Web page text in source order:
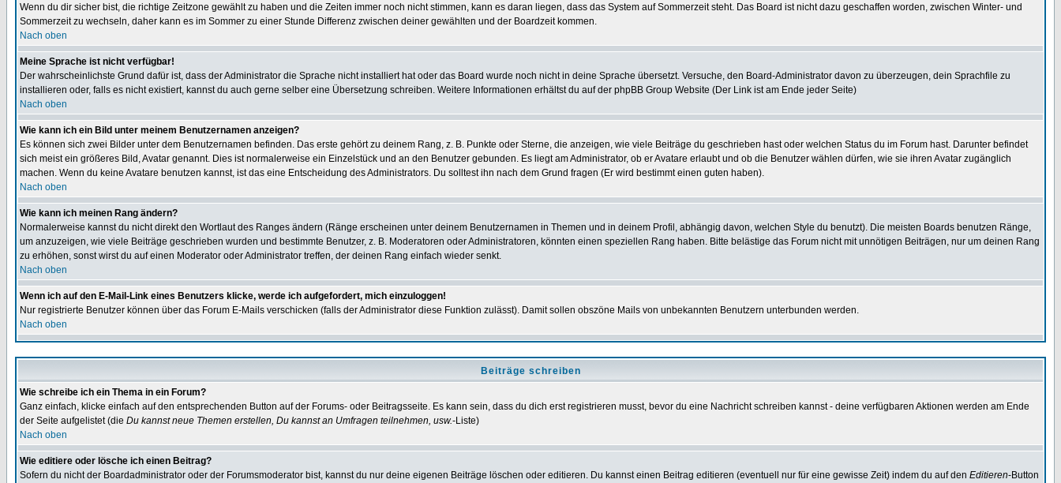
Wenn du dir sicher bist, die richtige Zeitzone gewählt zu haben und die Zeiten immer noch nicht stimmen, kann es daran liegen, dass das System auf Sommerzeit steht. Das Board ist nicht dazu geschaffen worden, zwischen Winter- und
Sommerzeit zu wechseln, daher kann es im Sommer zu einer Stunde Differenz zwischen deiner gewählten und der Boardzeit kommen.
Nach oben
Meine Sprache ist nicht verfügbar!
Der wahrscheinlichste Grund dafür ist, dass der Administrator die Sprache nicht installiert hat oder das Board wurde noch nicht in deine Sprache übersetzt. Versuche, den Board-Administrator davon zu überzeugen, dein Sprachfile zu
installieren oder, falls es nicht existiert, kannst du auch gerne selber eine Übersetzung schreiben. Weitere Informationen erhältst du auf der phpBB Group Website (Der Link ist am Ende jeder Seite)
Nach oben
Wie kann ich ein Bild unter meinem Benutzernamen anzeigen?
Es können sich zwei Bilder unter dem Benutzernamen befinden. Das erste gehört zu deinem Rang, z. B. Punkte oder Sterne, die anzeigen, wie viele Beiträge du geschrieben hast oder welchen Status du im Forum hast. Darunter befindet
sich meist ein größeres Bild, Avatar genannt. Dies ist normalerweise ein Einzelstück und an den Benutzer gebunden. Es liegt am Administrator, ob er Avatare erlaubt und ob die Benutzer wählen dürfen, wie sie ihren Avatar zugänglich
machen. Wenn du keine Avatare benutzen kannst, ist das eine Entscheidung des Administrators. Du solltest ihn nach dem Grund fragen (Er wird bestimmt einen guten haben).
Nach oben
Wie kann ich meinen Rang ändern?
Normalerweise kannst du nicht direkt den Wortlaut des Ranges ändern (Ränge erscheinen unter deinem Benutzernamen in Themen und in deinem Profil, abhängig davon, welchen Style du benutzt). Die meisten Boards benutzen Ränge,
um anzuzeigen, wie viele Beiträge geschrieben wurden und bestimmte Benutzer, z. B. Moderatoren oder Administratoren, könnten einen speziellen Rang haben. Bitte belästige das Forum nicht mit unnötigen Beiträgen, nur um deinen Rang
zu erhöhen, sonst wirst du auf einen Moderator oder Administrator treffen, der deinen Rang einfach wieder senkt.
Nach oben
Wenn ich auf den E-Mail-Link eines Benutzers klicke, werde ich aufgefordert, mich einzuloggen!
Nur registrierte Benutzer können über das Forum E-Mails verschicken (falls der Administrator diese Funktion zulässt). Damit sollen obszöne Mails von unbekannten Benutzern unterbunden werden.
Nach oben
Beiträge schreiben
Wie schreibe ich ein Thema in ein Forum?
Ganz einfach, klicke einfach auf den entsprechenden Button auf der Forums- oder Beitragsseite. Es kann sein, dass du dich erst registrieren musst, bevor du eine Nachricht schreiben kannst - deine verfügbaren Aktionen werden am Ende
der Seite aufgelistet (die Du kannst neue Themen erstellen, Du kannst an Umfragen teilnehmen, usw.-Liste)
Nach oben
Wie editiere oder lösche ich einen Beitrag?
Sofern du nicht der Boardadministrator oder der Forumsmoderator bist, kannst du nur deine eigenen Beiträge löschen oder editieren. Du kannst einen Beitrag editieren (eventuell nur für eine gewisse Zeit) indem du auf den Editieren-Button